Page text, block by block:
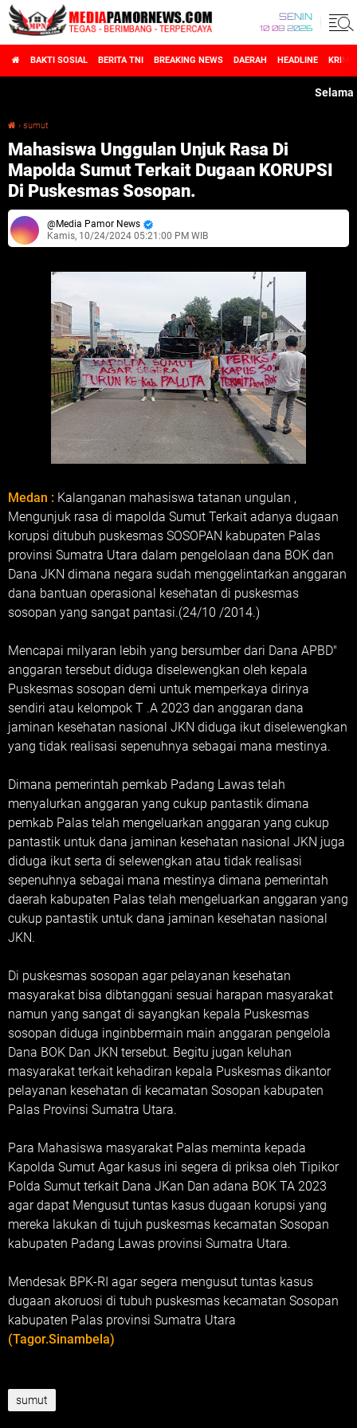
SENIN
10 08 2026
BAKTI SOSIAL BERITA TNI BREAKING NEWS DAERAH HEADLINE
Selamat
› sumut
Mahasiswa Unggulan Unjuk Rasa Di
Mapolda Sumut Terkait Dugaan KORUPSI
Di Puskesmas Sosopan.
Media Pamor News
Kamis, 10/24/2024 05:21:00 PM WIB
Medan : Kalanganan mahasiswa tatanan ungulan ,
Mengunjuk rasa di mapolda Sumut Terkait adanya dugaan
korupsi ditubuh puskesmas SOSOPAN kabupaten Palas
provinsi Sumatra Utara dalam pengelolaan dana BOK dan
Dana JKN dimana negara sudah menggelintarkan anggaran
dana bantuan operasional kesehatan di puskesmas
sosopan yang sangat pantasi.(24/10 /2014.)
Mencapai milyaran lebih yang bersumber dari Dana APBD"
anggaran tersebut diduga diselewengkan oleh kepala
Puskesmas sosopan demi untuk memperkaya dirinya
sendiri atau kelompok T .A 2023 dan anggaran dana
jaminan kesehatan nasional JKN diduga ikut diselewengkan
yang tidak realisasi sepenuhnya sebagai mana mestinya.
Dimana pemerintah pemkab Padang Lawas telah
menyalurkan anggaran yang cukup pantastik dimana
pemkab Palas telah mengeluarkan anggaran yang cukup
pantastik untuk dana jaminan kesehatan nasional JKN juga
diduga ikut serta di selewengkan atau tidak realisasi
sepenuhnya sebagai mana mestinya dimana pemerintah
daerah kabupaten Palas telah mengeluarkan anggaran yang
cukup pantastik untuk dana jaminan kesehatan nasional
JKN.
Di puskesmas sosopan agar pelayanan kesehatan
masyarakat bisa dibtanggani sesuai harapan masyarakat
namun yang sangat di sayangkan kepala Puskesmas
sosopan diduga inginbbermain main anggaran pengelola
Dana BOK Dan JKN tersebut. Begitu jugan keluhan
masyarakat terkait kehadiran kepala Puskesmas dikantor
pelayanan kesehatan di kecamatan Sosopan kabupaten
Palas Provinsi Sumatra Utara.
Para Mahasiswa masyarakat Palas meminta kepada
Kapolda Sumut Agar kasus ini segera di priksa oleh Tipikor
Polda Sumut terkait Dana JKan Dan adana BOK TA 2023
agar dapat Mengusut tuntas kasus dugaan korupsi yang
mereka lakukan di tujuh puskesmas kecamatan Sosopan
kabupaten Padang Lawas provinsi Sumatra Utara.
Mendesak BPK-RI agar segera mengusut tuntas kasus
dugaan akoruosi di tubuh puskesmas kecamatan Sosopan
kabupaten Palas provinsi Sumatra Utara
(Tagor.Sinambela)
sumut